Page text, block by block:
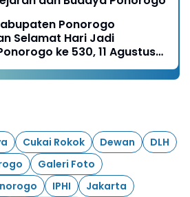
Ponorogo
Selamat Hari Jadi
ke 530, 11 Agustus
2026
Cukai Rokok Dewan
DLH
Galeri Foto
IPHI
Jakarta